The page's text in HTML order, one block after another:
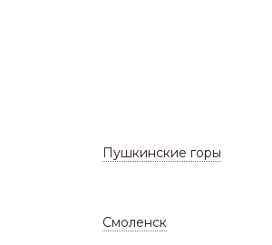
Столбы, поперечены
Пушкинские горы
Смоленск